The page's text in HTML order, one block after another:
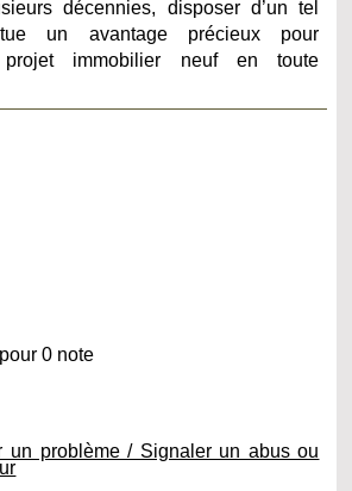
décennies, disposer d’un tel
un avantage précieux pour
projet immobilier neuf en toute
0 note
un problème / Signaler un abus ou